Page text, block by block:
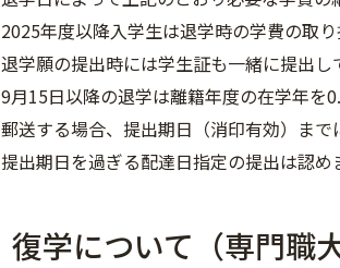
2025年度以降入学生は退学時の学費の取
退学願の提出時には学生証も一緒に提出し
9月15日以降の退学は離籍年度の在学年を
郵送する場合、提出期日（消印有効）まで
提出期日を過ぎる配達日指定の提出は認め
復学について（専門職